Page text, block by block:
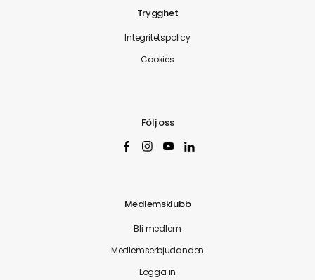
Trygghet
Integritetspolicy
Cookies
Följ oss
Medlemsklubb
Bli medlem
Medlemserbjudanden
Logga in